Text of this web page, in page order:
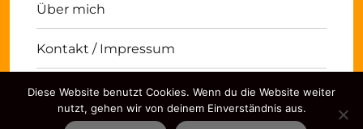
Über mich
Kontakt / Impressum
Michael Panse Kontakt / Impressum
Stolz
präsentiert von WordPress
Diese Website benutzt Cookies. Wenn du die Website weiter
nutzt, gehen wir von deinem Einverständnis aus.